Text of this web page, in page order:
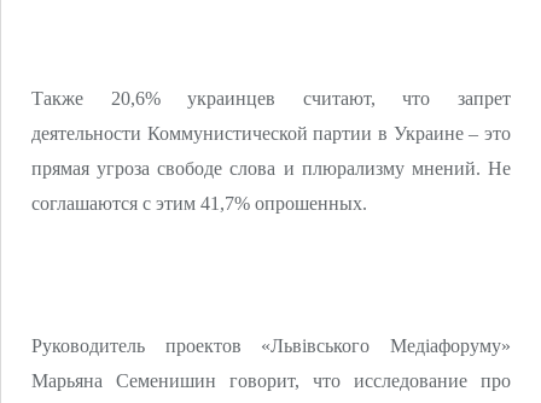
Также 20,6% украинцев считают, что запрет
деятельности Коммунистической партии в Украине – это
прямая угроза свободе слова и плюрализму мнений. Не
соглашаются с этим 41,7% опрошенных.
Руководитель проектов «Львівського Медіафоруму»
Марьяна Семенишин говорит, что исследование про